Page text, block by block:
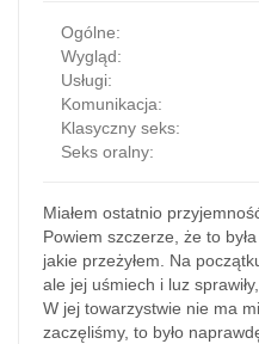
Ogólne:
Wygląd:
Usługi:
Komunikacja:
Klasyczny seks:
Seks oralny:
Miałem ostatnio
Powiem szczerze, że to
jakie przeżyłem. Na
ale jej uśmiech i luz
W jej towarzystwie nie ma
zaczęliśmy, to było